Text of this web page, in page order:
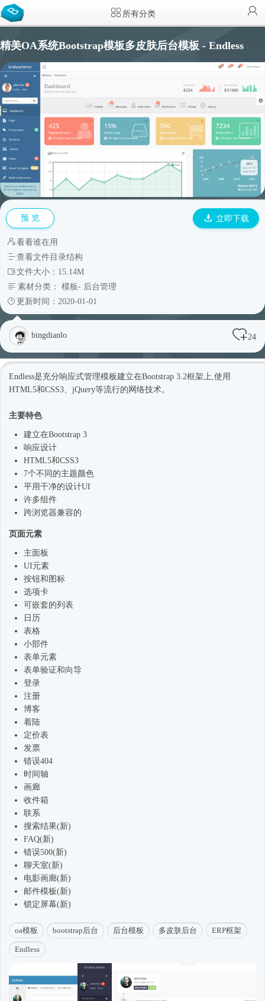
所有分类
精美OA系统Bootstrap模板多皮肤后台模板 - Endless
预 览 立即下载
看看谁在用
查看文件目录结构
文件大小：15.14M
素材分类： 模板- 后台管理
更新时间：2020-01-01
bingdianlo 24
Endless是充分响应式管理模板建立在Bootstrap 3.2框架上,使用
HTML5和CSS3、jQuery等流行的网络技术。
主要特色
建立在Bootstrap 3
响应设计
HTML5和CSS3
7个不同的主题颜色
平用干净的设计UI
许多组件
跨浏览器兼容的
页面元素
主面板
UI元素
按钮和图标
选项卡
可嵌套的列表
日历
表格
小部件
表单元素
表单验证和向导
登录
注册
博客
着陆
定价表
发票
错误404
时间轴
画廊
收件箱
联系
搜索结果(新)
FAQ(新)
错误500(新)
聊天室(新)
电影画廊(新)
邮件模板(新)
锁定屏幕(新)
oa模板 bootstrap后台 后台模板 多皮肤后台 ERP框架
Endless